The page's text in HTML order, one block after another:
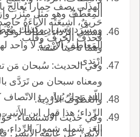
الهذلي يصف حِماراً يُعالِج
حَريقٌ، أُّشِيعَتْه الأَباءَةُ
فحذف الحرف وقلَب.
المِعْطَفُ وهو مثل مئْزر
ومِسْرَد وسِرادٍ وكذلك
المَعاطِفُ الأَرْدِيةُ لا
ارْتدى.
وهما ناحيتا عنقه.
وفي الحديث: سُبحان مَن
ومعناه سبحان من تَرَدَّى
اللّه مَجازٌ يُراد ب
الرِّداء؛ هذا قول ابن
العز شَمله شمولَ الرِّداء،
والعُطوفُ الأَرْدِيةُ.
وفي حديث الاستسقاء:
الأَيمنَ عل عاتقه الأَيسر؛